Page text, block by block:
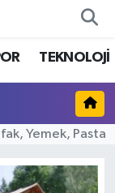
TEKNOLOJİ
Yemek, Pasta